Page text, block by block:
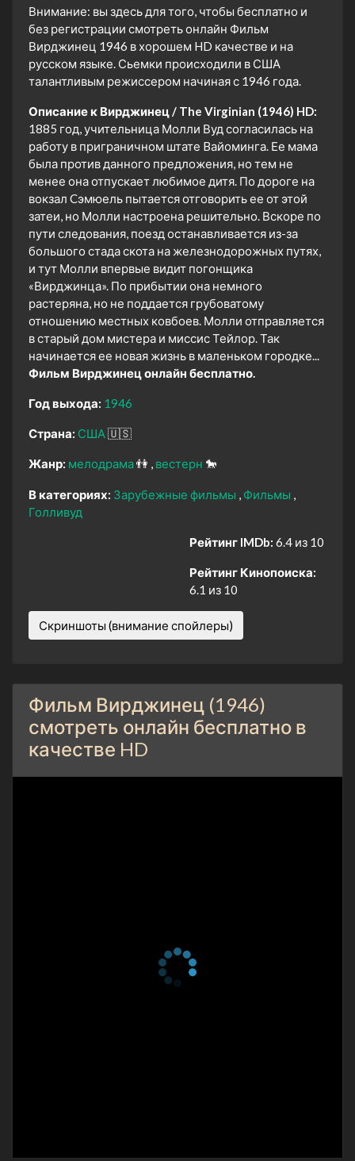
Внимание: вы здесь для того, чтобы бесплатно и
без регистрации смотреть онлайн Фильм
Вирджинец 1946 в хорошем HD качестве и на
русском языке. Сьемки происходили в США
талантливым режиссером начиная с 1946 года.
Описание к Вирджинец / The Virginian (1946) HD:
1885 год, учительница Молли Вуд согласилась на
работу в приграничном штате Bайоминга. Ее мама
была против данного предложения, но тем не
менее она отпускает любимое дитя. По дороге на
вокзал Cэмюель пытается отговорить ее от этой
затеи, но Молли настроена решительно. Вскоре по
пути следования, поезд останавливается из-за
большого стада скота на железнодорожных путях,
и тут Молли впервые видит погонщика
«Вирджинца». По прибытии она немного
растеряна, но не поддается грубоватому
отношению местных ковбоев. Молли отправляется
в старый дом мистера и миссис Тейлор. Так
начинается ее новая жизнь в маленьком городке...
Фильм Вирджинец онлайн бесплатно.
Год выхода: 1946
Страна: США🇺🇸
Жанр: мелодрама👫 вестерн 🐎
В категориях: Зарубежные фильмы
Фильмы
Голливуд
Рейтинг IMDb: 6.4 из 10
Рейтинг Кинопоиска:
6.1 из 10
Скриншоты (внимание спойлеры)
Фильм Вирджинец (1946)
смотреть онлайн бесплатно в
качестве HD